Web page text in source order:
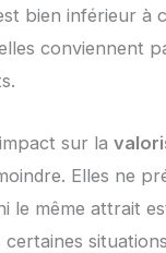
bien inférieur à
conviennent
sur la
Elles ne
le même attrait
certaines